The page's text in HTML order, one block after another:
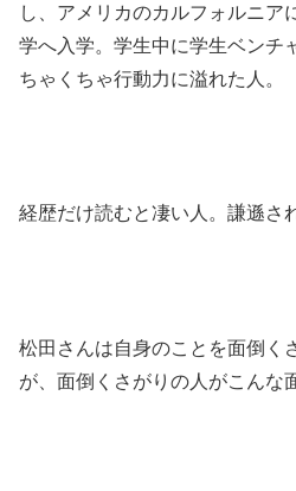
し、アメリカのカルフォルニア
学へ入学。学生中に学生ベンチ
ちゃくちゃ行動力に溢れた人。
経歴だけ読むと凄い人。謙遜さ
松田さんは自身のことを面倒く
が、面倒くさがりの人がこんな